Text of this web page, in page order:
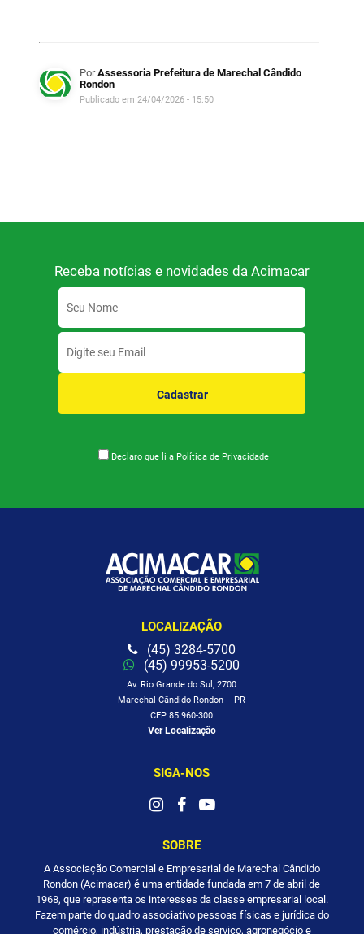
PorAssessoria Prefeitura de Marechal Cândido
Rondon
Publicado em 24/04/2026 - 15:50
Receba notícias e novidades da Acimacar
Cadastrar
Declaro que li a Política de Privacidade
LOCALIZAÇÃO
(45) 3284-5700
(45) 99953-5200
Av. Rio Grande do Sul, 2700
Marechal Cândido Rondon – PR
CEP 85.960-300
Ver Localização
SIGA-NOS
SOBRE
A Associação Comercial e Empresarial de Marechal Cândido
Rondon (Acimacar) é uma entidade fundada em 7 de abril de
1968, que representa os interesses da classe empresarial local.
Fazem parte do quadro associativo pessoas físicas e jurídica do
comércio, indústria, prestação de serviço, agronegócio e